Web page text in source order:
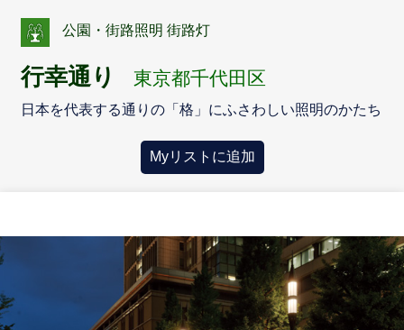
公園・街路照明 街路灯
行幸通り 東京都千代田区
日本を代表する通りの「格」にふさわしい照明のかたち
Myリストに追加